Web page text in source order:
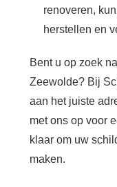
renoveren,
herstellen en
Bent u op zoek
Zeewolde? Bij
aan het juiste
met ons op voor
klaar om uw
maken.